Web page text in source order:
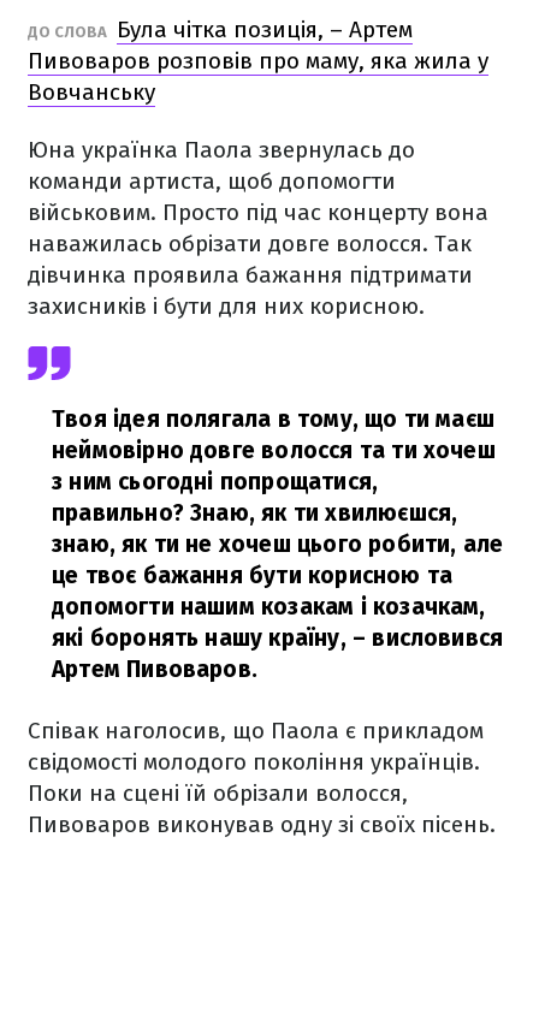
ДО СЛОВА
Була чітка позиція, – Артем
Пивоваров розповів про маму, яка жила у
Вовчанську
Юна українка Паола звернулась до
команди артиста, щоб допомогти
військовим. Просто під час концерту вона
наважилась обрізати довге волосся. Так
дівчинка проявила бажання підтримати
захисників і бути для них корисною.
Твоя ідея полягала в тому, що ти маєш
неймовірно довге волосся та ти хочеш
з ним сьогодні попрощатися,
правильно? Знаю, як ти хвилюєшся,
знаю, як ти не хочеш цього робити, але
це твоє бажання бути корисною та
допомогти нашим козакам і козачкам,
які боронять нашу країну, – висловився
Артем Пивоваров.
Співак наголосив, що Паола є прикладом
свідомості молодого покоління українців.
Поки на сцені їй обрізали волосся,
Пивоваров виконував одну зі своїх пісень.